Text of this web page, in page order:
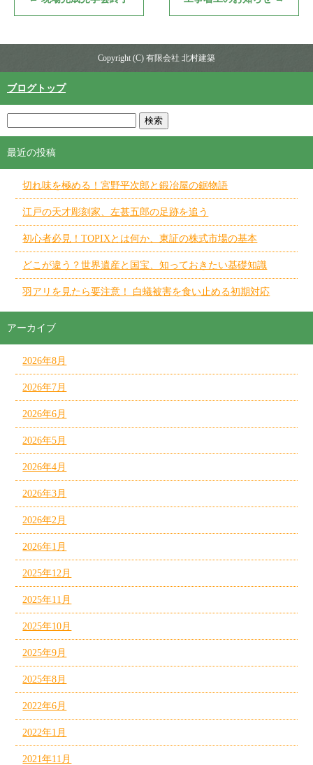
Copyright (C) 有限会社 北村建築
ブログトップ
最近の投稿
切れ味を極める！宮野平次郎と鍛冶屋の鋸物語
江戸の天才彫刻家、左甚五郎の足跡を追う
初心者必見！TOPIXとは何か、東証の株式市場の基本
どこが違う？世界遺産と国宝、知っておきたい基礎知識
羽アリを見たら要注意！ 白蟻被害を食い止める初期対応
アーカイブ
2026年8月
2026年7月
2026年6月
2026年5月
2026年4月
2026年3月
2026年2月
2026年1月
2025年12月
2025年11月
2025年10月
2025年9月
2025年8月
2022年6月
2022年1月
2021年11月